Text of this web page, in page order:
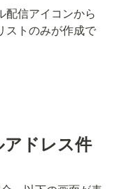
配信アイコンから
ストのみが作成で
ドレス件